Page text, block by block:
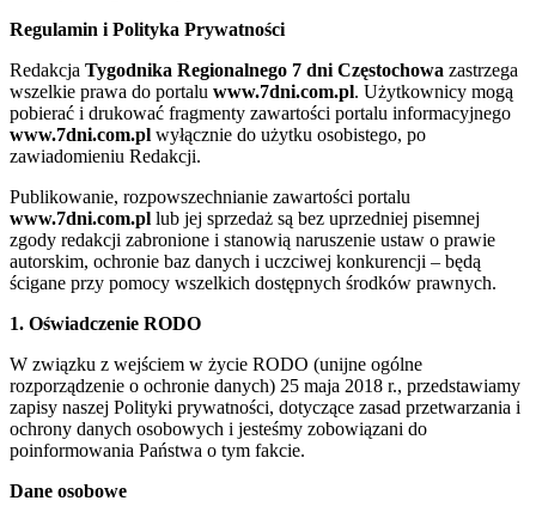
Regulamin i Polityka Prywatności
Redakcja Tygodnika Regionalnego 7 dni Częstochowa zastrzega
wszelkie prawa do portalu www.7dni.com.pl. Użytkownicy mogą
pobierać i drukować fragmenty zawartości portalu informacyjnego
www.7dni.com.pl wyłącznie do użytku osobistego, po
zawiadomieniu Redakcji.
Publikowanie, rozpowszechnianie zawartości portalu
www.7dni.com.pl lub jej sprzedaż są bez uprzedniej pisemnej
zgody redakcji zabronione i stanowią naruszenie ustaw o prawie
autorskim, ochronie baz danych i uczciwej konkurencji – będą
ścigane przy pomocy wszelkich dostępnych środków prawnych.
1. Oświadczenie RODO
W związku z wejściem w życie RODO (unijne ogólne
rozporządzenie o ochronie danych) 25 maja 2018 r., przedstawiamy
zapisy naszej Polityki prywatności, dotyczące zasad przetwarzania i
ochrony danych osobowych i jesteśmy zobowiązani do
poinformowania Państwa o tym fakcie.
Dane osobowe